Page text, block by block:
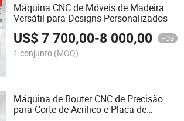
Máquina CNC de Móveis de Madeira
Versátil para Designs Personalizados
US$7 700,00-8 000,00 FOB
1 conjunto (MOQ)
Máquina de Router CNC de Precisão
para Corte de Acrílico e Placa de